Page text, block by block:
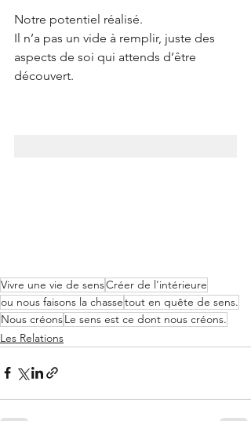
Notre potentiel réalisé.
Il n’a pas un vide à remplir, juste des
aspects de soi qui attends d’être
découvert.
Vivre une vie de sensCréer de l'intérieure
ou nous faisons la chassetout en quête de sens.
Nous créonsLe sens est ce dont nous créons.
Les Relations